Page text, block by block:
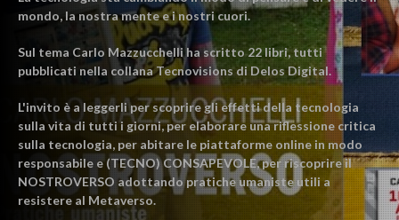
mondo, la nostra mente e i nostri cuori.
Sul tema Carlo Mazzucchelli ha scritto 22 libri, tutti
pubblicati nella collana Tecnovisions di Delos Digital.
L'invito è a leggerli per scoprire gli effetti della tecnologia
sulla vita di tutti i giorni, per elaborare una riflessione critica
sulla tecnologia, per abitare le piattaforme online in modo
responsabile e (TECNO) CONSAPEVOLE, per riscoprire il
NOSTROVERSO adottando pratiche umaniste utili a
resistere al Metaverso.